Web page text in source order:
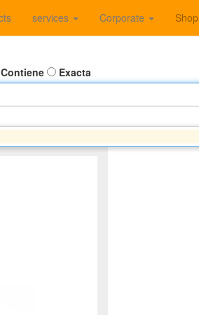
services Corporate Shop
Contiene
Exacta